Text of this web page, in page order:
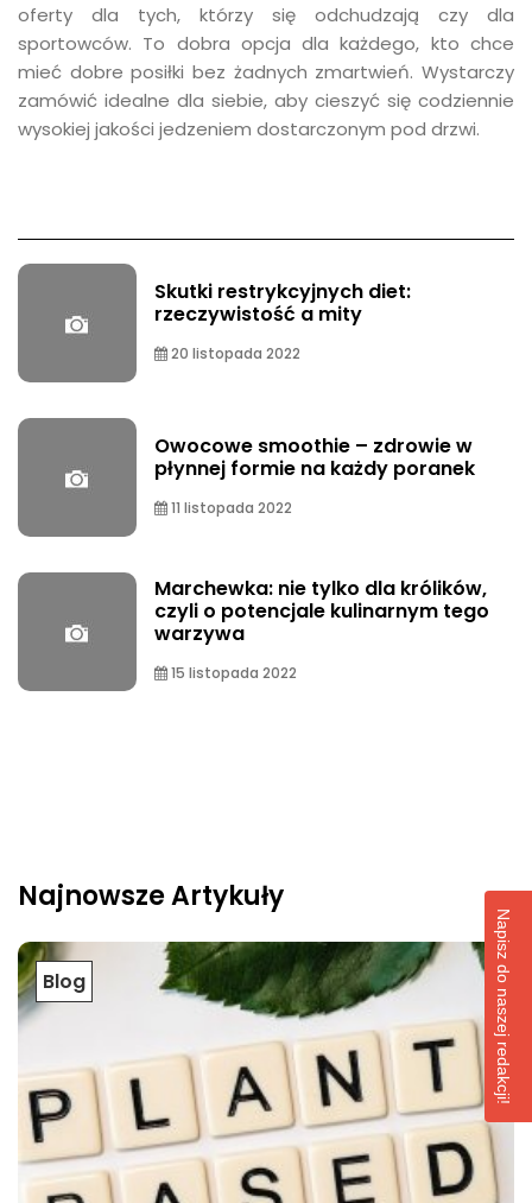
oferty dla tych, którzy się odchudzają czy dla
sportowców. To dobra opcja dla każdego, kto chce
mieć dobre posiłki bez żadnych zmartwień. Wystarczy
zamówić idealne dla siebie, aby cieszyć się codziennie
wysokiej jakości jedzeniem dostarczonym pod drzwi.
Skutki restrykcyjnych diet:
rzeczywistość a mity
20 listopada 2022
Owocowe smoothie – zdrowie w
płynnej formie na każdy poranek
11 listopada 2022
Marchewka: nie tylko dla królików,
czyli o potencjale kulinarnym tego
warzywa
15 listopada 2022
Najnowsze Artykuły
Blog Napisz do naszej redakcji!